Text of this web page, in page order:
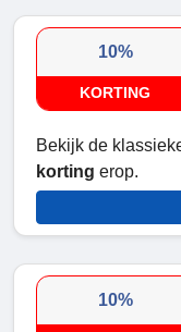
10%
KORTING
Bekijk de
korting erop.
10%